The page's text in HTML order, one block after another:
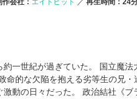
作会社： エイトビット 再生時間：24
一世紀が過ぎていた。 国立魔法
命的な欠陥を抱える劣等生の兄
動の日々だった。 政治結社《